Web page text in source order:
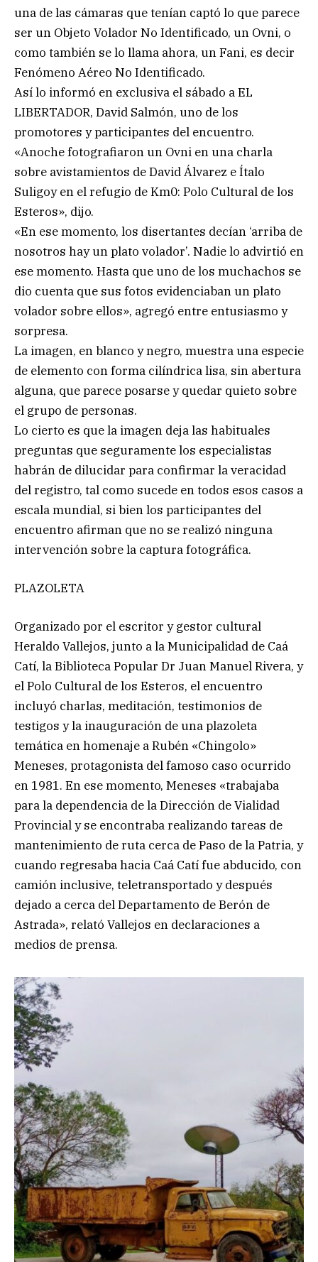
una de las cámaras que tenían captó lo que parece
ser un Objeto Volador No Identificado, un Ovni, o
como también se lo llama ahora, un Fani, es decir
Fenómeno Aéreo No Identificado.
Así lo informó en exclusiva el sábado a EL
LIBERTADOR, David Salmón, uno de los
promotores y participantes del encuentro.
«Anoche fotografiaron un Ovni en una charla
sobre avistamientos de David Álvarez e Ítalo
Suligoy en el refugio de Km0: Polo Cultural de los
Esteros», dijo.
«En ese momento, los disertantes decían ‘arriba de
nosotros hay un plato volador’. Nadie lo advirtió en
ese momento. Hasta que uno de los muchachos se
dio cuenta que sus fotos evidenciaban un plato
volador sobre ellos», agregó entre entusiasmo y
sorpresa.
La imagen, en blanco y negro, muestra una especie
de elemento con forma cilíndrica lisa, sin abertura
alguna, que parece posarse y quedar quieto sobre
el grupo de personas.
Lo cierto es que la imagen deja las habituales
preguntas que seguramente los especialistas
habrán de dilucidar para confirmar la veracidad
del registro, tal como sucede en todos esos casos a
escala mundial, si bien los participantes del
encuentro afirman que no se realizó ninguna
intervención sobre la captura fotográfica.
PLAZOLETA
Organizado por el escritor y gestor cultural
Heraldo Vallejos, junto a la Municipalidad de Caá
Catí, la Biblioteca Popular Dr Juan Manuel Rivera, y
el Polo Cultural de los Esteros, el encuentro
incluyó charlas, meditación, testimonios de
testigos y la inauguración de una plazoleta
temática en homenaje a Rubén «Chingolo»
Meneses, protagonista del famoso caso ocurrido
en 1981. En ese momento, Meneses «trabajaba
para la dependencia de la Dirección de Vialidad
Provincial y se encontraba realizando tareas de
mantenimiento de ruta cerca de Paso de la Patria, y
cuando regresaba hacia Caá Catí fue abducido, con
camión inclusive, teletransportado y después
dejado a cerca del Departamento de Berón de
Astrada», relató Vallejos en declaraciones a
medios de prensa.